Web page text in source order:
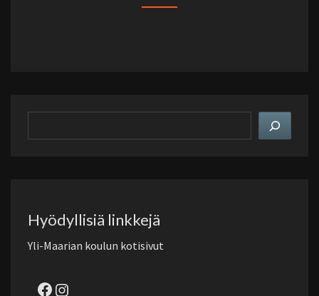
sivustolta
Hyödyllisiä linkkejä
Yli-Maarian koulun kotisivut
Facebook
Instagram